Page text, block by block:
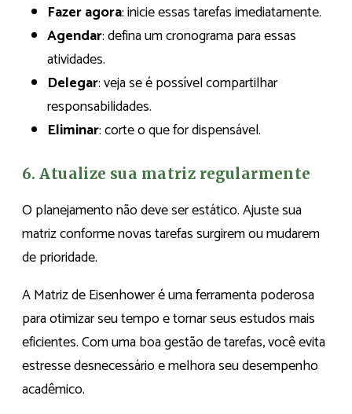
Fazer agora: inicie essas tarefas imediatamente.
Agendar: defina um cronograma para essas
atividades.
Delegar: veja se é possível compartilhar
responsabilidades.
Eliminar: corte o que for dispensável.
6. Atualize sua matriz regularmente
O planejamento não deve ser estático. Ajuste sua
matriz conforme novas tarefas surgirem ou mudarem
de prioridade.
A Matriz de Eisenhower é uma ferramenta poderosa
para otimizar seu tempo e tornar seus estudos mais
eficientes. Com uma boa gestão de tarefas, você evita
estresse desnecessário e melhora seu desempenho
acadêmico.